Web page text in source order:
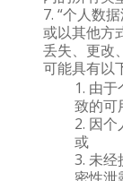
“个人数
或以其他方
丢失、更改
可能具有以
由于
致的可
因个
或
未经